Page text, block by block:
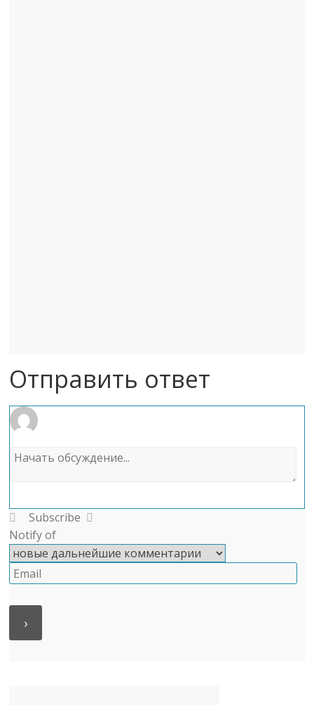
Отправить ответ
Subscribe
Notify of